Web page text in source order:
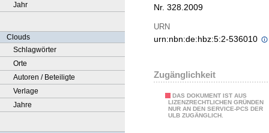
Jahr
Clouds
Schlagwörter
Orte
Autoren / Beteiligte
Verlage
Jahre
Nr. 328.2009
URN
urn:nbn:de:hbz:5:2-536010
Zugänglichkeit
DAS DOKUMENT IST AUS
LIZENZRECHTLICHEN GRÜNDEN
NUR AN DEN SERVICE-PCS DER
ULB ZUGÄNGLICH.